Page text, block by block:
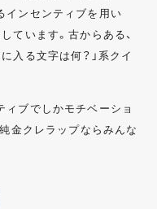
インセンティブを用い
ています。古からある、
入る文字は何？」系クイ
ブでしかモチベーショ
金クレラップならみんな